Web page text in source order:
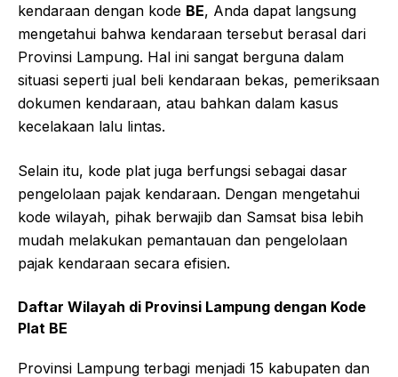
kendaraan dengan kode BE, Anda dapat langsung
mengetahui bahwa kendaraan tersebut berasal dari
Provinsi Lampung. Hal ini sangat berguna dalam
situasi seperti jual beli kendaraan bekas, pemeriksaan
dokumen kendaraan, atau bahkan dalam kasus
kecelakaan lalu lintas.
Selain itu, kode plat juga berfungsi sebagai dasar
pengelolaan pajak kendaraan. Dengan mengetahui
kode wilayah, pihak berwajib dan Samsat bisa lebih
mudah melakukan pemantauan dan pengelolaan
pajak kendaraan secara efisien.
Daftar Wilayah di Provinsi Lampung dengan Kode
Plat BE
Provinsi Lampung terbagi menjadi 15 kabupaten dan